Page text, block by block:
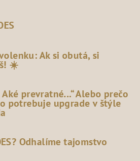
Ak si obutá, si
☀️
Aké prevratné...“ Alebo prečo
potrebuje upgrade v štýle
Odhalíme tajomstvo